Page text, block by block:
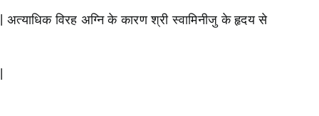
विरह अग्नि के कारण श्री स्वामिनीजु के हृदय से